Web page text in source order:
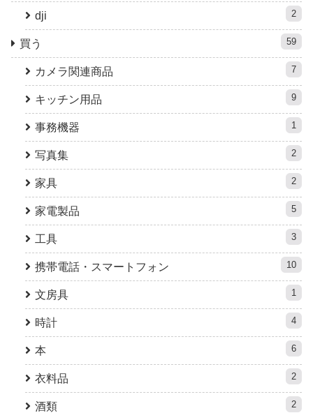
dji 2
買う 59
カメラ関連商品 7
キッチン用品 9
事務機器 1
写真集 2
家具 2
家電製品 5
工具 3
携帯電話・スマートフォン 10
文房具 1
時計 4
本 6
衣料品 2
酒類 2